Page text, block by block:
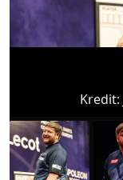
Kredit: